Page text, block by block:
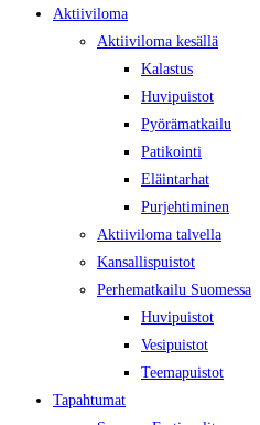
Aktiiviloma
Aktiiviloma kesällä
Kalastus
Huvipuistot
Pyörämatkailu
Patikointi
Eläintarhat
Purjehtiminen
Aktiiviloma talvella
Kansallispuistot
Perhematkailu Suomessa
Huvipuistot
Vesipuistot
Teemapuistot
Tapahtumat